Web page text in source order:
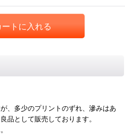
トに入れる
、多少のプリントのずれ、滲みはあ
品として販売しております。